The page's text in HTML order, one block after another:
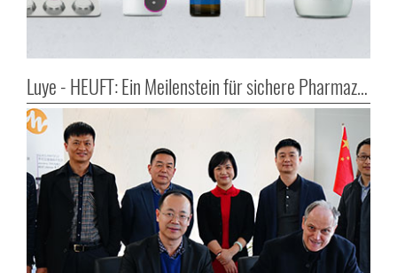
Luye - HEUFT: Ein Meilenstein für sichere Pharmazeutika